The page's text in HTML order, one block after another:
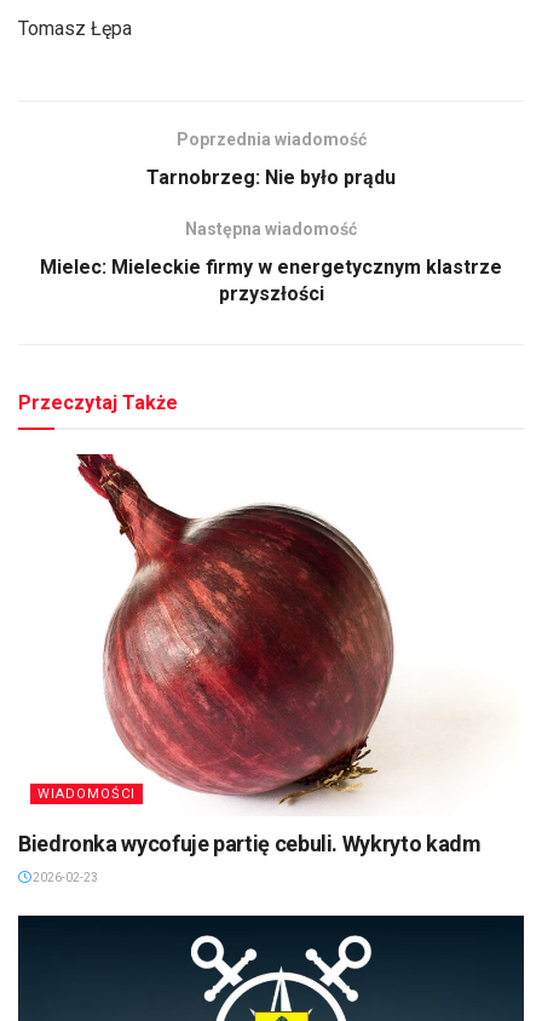
Tomasz Łępa
Poprzednia wiadomość
Tarnobrzeg: Nie było prądu
Następna wiadomość
Mielec: Mieleckie firmy w energetycznym klastrze
przyszłości
Przeczytaj Także
WIADOMOŚCI
Biedronka wycofuje partię cebuli. Wykryto kadm
2026-02-23